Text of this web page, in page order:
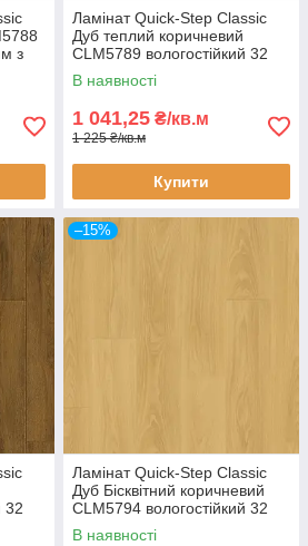
з
Ламінат Quick-Step Classic
Дуб теплий коричневий
CLM5789 вологостійкий 32
клас 8 мм з фаскою
В наявності
1 041,25 ₴/кв.м
1 225 ₴/кв.м
Купити
32
–15%
Ламінат Quick-Step Classic
Дуб Бісквітний коричневий
CLM5794 вологостійкий 32
клас 8 мм з фаскою
В наявності